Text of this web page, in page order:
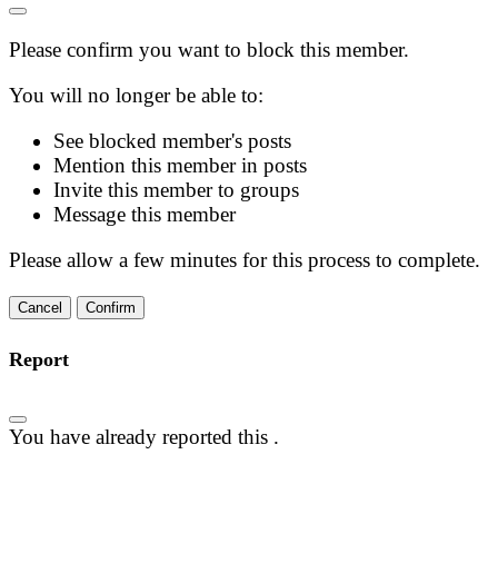
Please confirm you want to block this member.
You will no longer be able to:
See blocked member's posts
Mention this member in posts
Invite this member to groups
Message this member
Please allow a few minutes for this process to complete.
Confirm
Report
You have already reported this .